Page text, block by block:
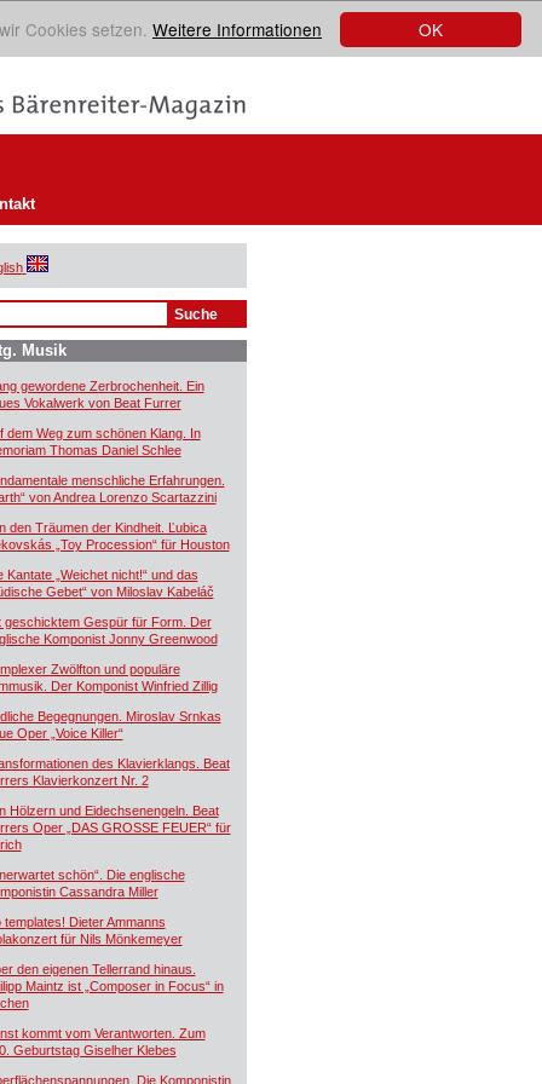
OK
Cookies setzen. Weitere Informationen
Musik
gewordene Zerbrochenheit. Ein
Vokalwerk von Beat Furrer
dem Weg zum schönen Klang. In
Thomas Daniel Schlee
menschliche Erfahrungen.
von Andrea Lorenzo Scartazzini
den Träumen der Kindheit. Ľubica
„Toy Procession“ für Houston
Kantate „Weichet nicht!“ und das
Gebet“ von Miloslav Kabeláč
geschicktem Gespür für Form. Der
Komponist Jonny Greenwood
Zwölfton und populäre
Der Komponist Winfried Zillig
Begegnungen. Miroslav Srnkas
Oper „Voice Killer“
des Klavierklangs. Beat
Klavierkonzert Nr. 2
Hölzern und Eidechsenengeln. Beat
Oper „DAS GROSSE FEUER“ für
schön“. Die englische
Cassandra Miller
templates! Dieter Ammanns
für Nils Mönkemeyer
den eigenen Tellerrand hinaus.
Maintz ist „Composer in Focus“ in
kommt vom Verantworten. Zum
Geburtstag Giselher Klebes
Die Komponistin